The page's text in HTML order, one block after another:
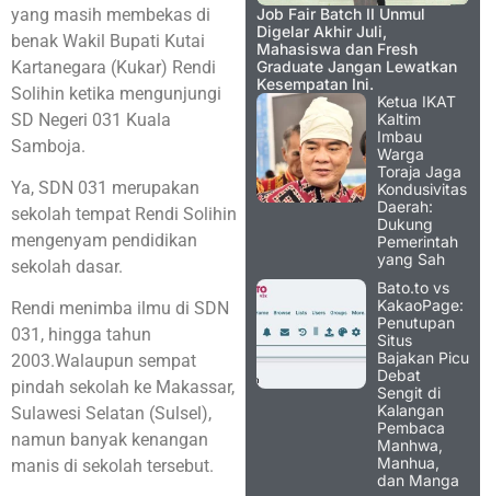
yang masih membekas di
benak Wakil Bupati Kutai
Kartanegara (Kukar) Rendi
Solihin ketika mengunjungi
SD Negeri 031 Kuala
Samboja.
Ya, SDN 031 merupakan
sekolah tempat Rendi Solihin
mengenyam pendidikan
sekolah dasar.
Rendi menimba ilmu di SDN
031, hingga tahun
2003.Walaupun sempat
pindah sekolah ke Makassar,
Sulawesi Selatan (Sulsel),
namun banyak kenangan
manis di sekolah tersebut.
Job Fair Batch II Unmul
Digelar Akhir Juli,
Mahasiswa dan Fresh
Graduate Jangan Lewatkan
Kesempatan Ini.
Ketua IKAT
Kaltim
Imbau
Warga
Toraja Jaga
Kondusivitas
Daerah:
Dukung
Pemerintah
yang Sah
Bato.to vs
KakaoPage:
Penutupan
Situs
Bajakan Picu
Debat
Sengit di
Kalangan
Pembaca
Manhwa,
Manhua,
dan Manga